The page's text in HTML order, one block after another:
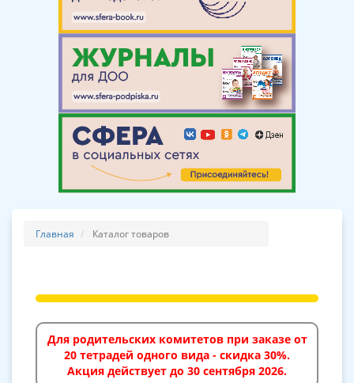
Главная Каталог товаров
Для родительских комитетов при заказе от
20 тетрадей одного вида - скидка 30%.
Акция действует до 30 сентября 2026.